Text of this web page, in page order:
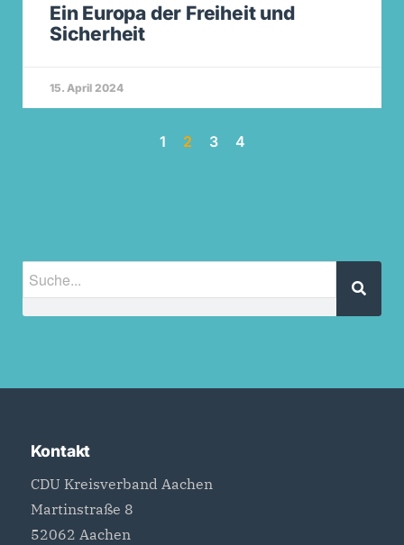
Ein Europa der Freiheit und
Sicherheit
15. April 2024
1 2 3 4
Kontakt
CDU Kreisverband Aachen
Martinstraße 8
52062 Aachen